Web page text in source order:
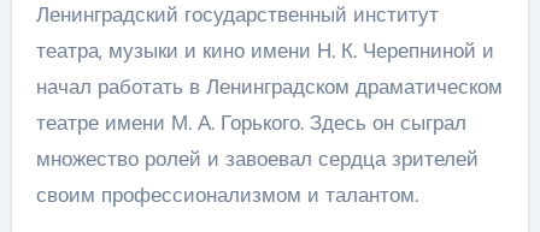
Ленинградский государственный институт
театра, музыки и кино имени Н. К. Черепниной и
начал работать в Ленинградском драматическом
театре имени М. А. Горького. Здесь он сыграл
множество ролей и завоевал сердца зрителей
своим профессионализмом и талантом.